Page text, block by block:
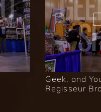
Geek, and
Regisseur